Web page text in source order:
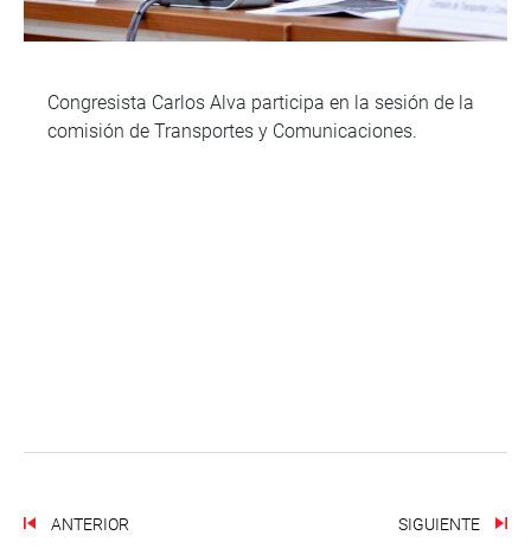
Congresista Carlos Alva participa en la sesión de la
comisión de Transportes y Comunicaciones.
ANTERIOR SIGUIENTE